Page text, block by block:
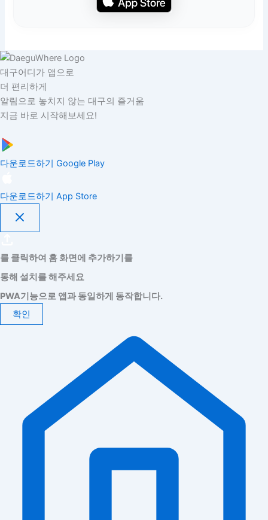
대구어디가 앱으로
더 편리하게
알림으로 놓치지 않는 대구의 즐거움
지금 바로 시작해보세요!
다운로드하기 Google Play
다운로드하기 App Store
를 클릭하여 홈 화면에 추가하기를
통해 설치를 해주세요
PWA기능으로 앱과 동일하게 동작합니다.
확인